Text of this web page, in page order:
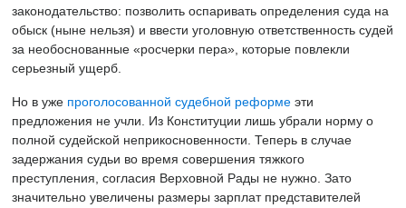
законодательство: позволить оспаривать определения суда на
обыск (ныне нельзя) и ввести уголовную ответственность судей
за необоснованные «росчерки пера», которые повлекли
серьезный ущерб.
Но в уже проголосованной судебной реформе эти
предложения не учли. Из Конституции лишь убрали норму о
полной судейской неприкосновенности. Теперь в случае
задержания судьи во время совершения тяжкого
преступления, согласия Верховной Рады не нужно. Зато
значительно увеличены размеры зарплат представителей